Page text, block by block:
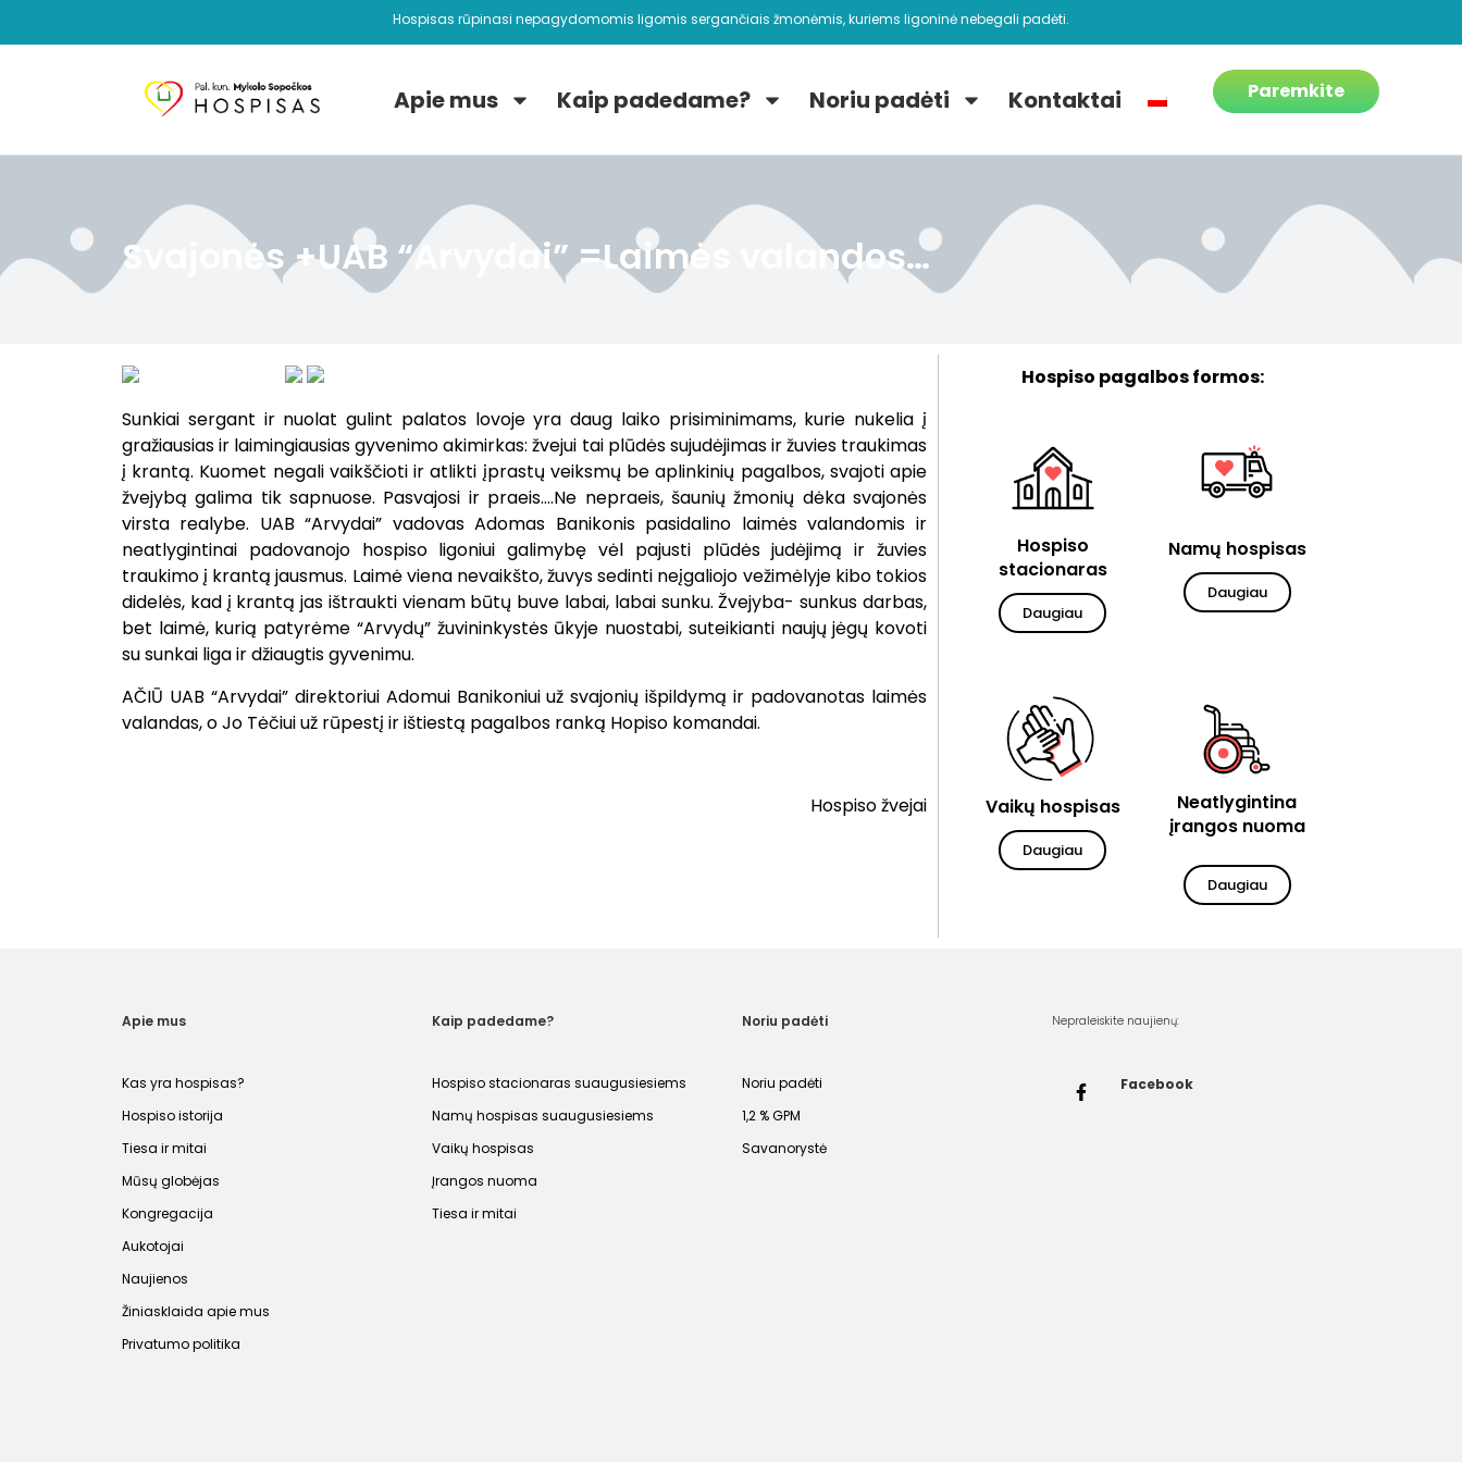
Hospisas rūpinasi nepagydomomis ligomis sergančiais žmonėmis, kuriems ligoninė nebegali padėti.
Apie mus Kaip padedame? Noriu padėti Kontaktai Paremkite
Svajonės +UAB “Arvydai” =Laimės valandos…
Sunkiai sergant ir nuolat gulint palatos lovoje yra daug laiko prisiminimams, kurie nukelia į
gražiausias ir laimingiausias gyvenimo akimirkas: žvejui tai plūdės sujudėjimas ir žuvies traukimas
į krantą. Kuomet negali vaikščioti ir atlikti įprastų veiksmų be aplinkinių pagalbos, svajoti apie
žvejybą galima tik sapnuose. Pasvajosi ir praeis….Ne nepraeis, šaunių žmonių dėka svajonės
virsta realybe. UAB “Arvydai” vadovas Adomas Banikonis pasidalino laimės valandomis ir
neatlygintinai padovanojo hospiso ligoniui galimybę vėl pajusti plūdės judėjimą ir žuvies
traukimo į krantą jausmus. Laimė viena nevaikšto, žuvys sedinti neįgaliojo vežimėlyje kibo tokios
didelės, kad į krantą jas ištraukti vienam būtų buve labai, labai sunku. Žvejyba- sunkus darbas,
bet laimė, kurią patyrėme “Arvydų” žuvininkystės ūkyje nuostabi, suteikianti naujų jėgų kovoti
su sunkai liga ir džiaugtis gyvenimu.
AČIŪ UAB “Arvydai” direktoriui Adomui Banikoniui už svajonių išpildymą ir padovanotas laimės
valandas, o Jo Tėčiui už rūpestį ir ištiestą pagalbos ranką Hopiso komandai.
Hospiso žvejai
Hospiso pagalbos formos:
Hospiso
stacionaras
Daugiau
Namų hospisas
Daugiau
Vaikų hospisas
Daugiau
Neatlygintina
įrangos nuoma
Daugiau
Apie mus
Kas yra hospisas?
Hospiso istorija
Tiesa ir mitai
Mūsų globėjas
Kongregacija
Aukotojai
Naujienos
Žiniasklaida apie mus
Privatumo politika
Kaip padedame?
Hospiso stacionaras suaugusiesiems
Namų hospisas suaugusiesiems
Vaikų hospisas
Įrangos nuoma
Tiesa ir mitai
Noriu padėti
Noriu padėti
1,2 % GPM
Savanorystė
Nepraleiskite naujienų:
Facebook